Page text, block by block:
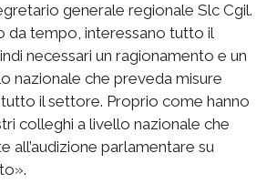
generale regionale Slc Cgil.
da tempo, interessano tutto il
necessari un ragionamento e un
nazionale che preveda misure
il settore. Proprio come hanno
colleghi a livello nazionale che
all’audizione parlamentare su